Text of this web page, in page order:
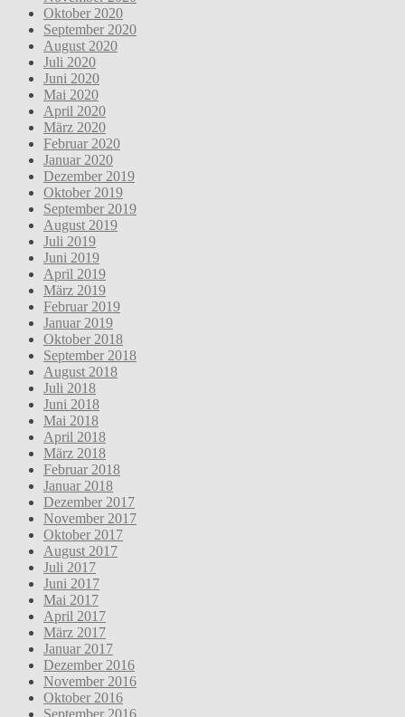
Oktober 2020
September 2020
August 2020
Juli 2020
Juni 2020
Mai 2020
April 2020
März 2020
Februar 2020
Januar 2020
Dezember 2019
Oktober 2019
September 2019
August 2019
Juli 2019
Juni 2019
April 2019
März 2019
Februar 2019
Januar 2019
Oktober 2018
September 2018
August 2018
Juli 2018
Juni 2018
Mai 2018
April 2018
März 2018
Februar 2018
Januar 2018
Dezember 2017
November 2017
Oktober 2017
August 2017
Juli 2017
Juni 2017
Mai 2017
April 2017
März 2017
Januar 2017
Dezember 2016
November 2016
Oktober 2016